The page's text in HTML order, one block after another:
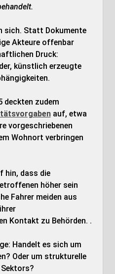
sich. Statt Dokumente
Akteure offenbar
Druck:
künstlich erzeugte
deckten zudem
auf, etwa
vorgeschriebenen
Wohnort verbringen
hin, dass die
höher sein
Fahrer meiden aus
Kontakt zu Behörden. .
Handelt es sich um
Oder um strukturelle